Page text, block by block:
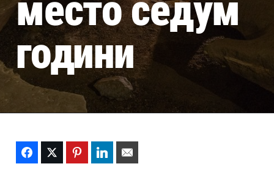
место седум
години
FacebookTwitter PinterestLinkedIn